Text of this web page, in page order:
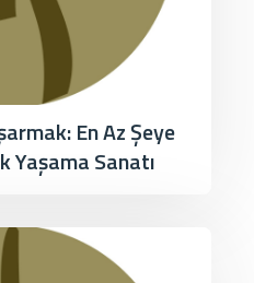
En Az Şeye
Yaşama Sanatı